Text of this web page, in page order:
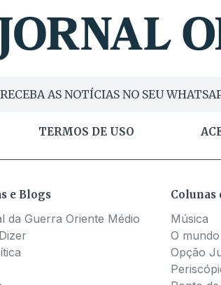
RECEBA AS NOTÍCIAS NO SEU
TERMOS DE USO
e Blogs
da Guerra Oriente Médio
Colunas
Música
O
Opção